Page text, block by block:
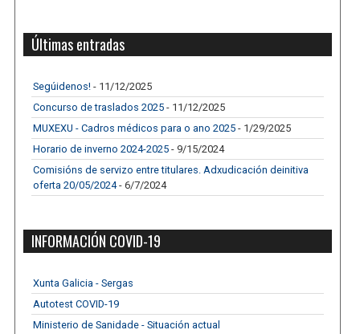
Últimas entradas
Segúidenos! - 11/12/2025
Concurso de traslados 2025 - 11/12/2025
MUXEXU - Cadros médicos para o ano 2025 - 1/29/2025
Horario de inverno 2024-2025 - 9/15/2024
Comisións de servizo entre titulares. Adxudicación deinitiva
oferta 20/05/2024- 6/7/2024
INFORMACIÓN COVID-19
Xunta Galicia - Sergas
Autotest COVID-19
Ministerio de Sanidade - Situación actual